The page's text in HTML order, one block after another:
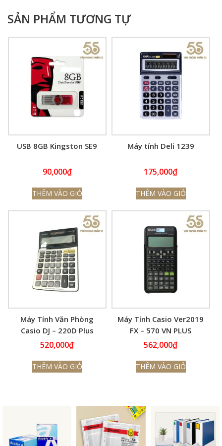
SẢN PHẨM TƯƠNG TỰ
USB 8GB Kingston SE9
90,000₫
THÊM VÀO GIỎ
Máy tính Deli 1239
175,000₫
THÊM VÀO GIỎ
Máy Tính Văn Phòng
Casio DJ – 220D Plus
520,000₫
THÊM VÀO GIỎ
Máy Tính Casio Ver2019
FX – 570 VN PLUS
562,000₫
THÊM VÀO GIỎ